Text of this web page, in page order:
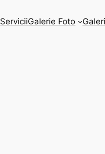
ServiciiGalerie Foto